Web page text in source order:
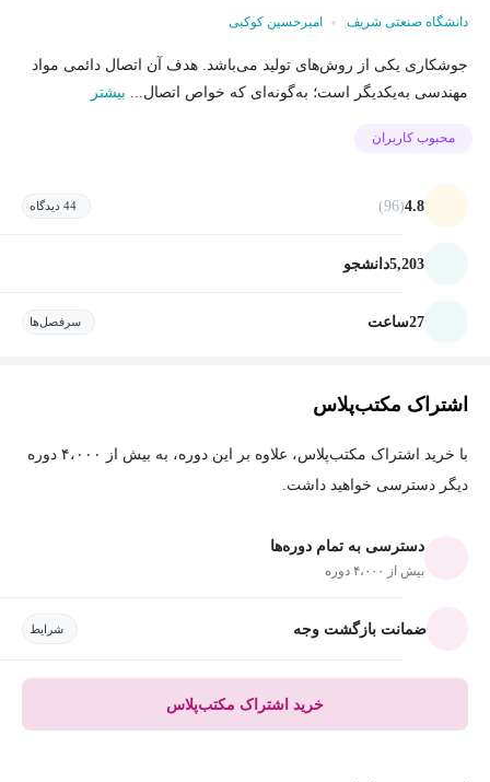
دانشگاه صنعتی شریف امیرحسین کوکبی
جوشکاری یکی از روش‌های تولید می‌باشد. هدف آن اتصال دائمی مواد
مهندسی به‌یکدیگر است؛ به‌گونه‌ای که خواص اتصال... بیشتر
محبوب کاربران
4.8
(96) 44 دیدگاه
5,203دانشجو
27ساعت سرفصل‌ها
اشتراک مکتب‌پلاس
با خرید اشتراک مکتب‌پلاس، علاوه بر این دوره، به بیش از ۴،۰۰۰ دوره
دیگر دسترسی خواهید داشت.
دسترسی به تمام دوره‌ها
بیش از ۴،۰۰۰ دوره
ضمانت بازگشت وجه شرایط
خرید اشتراک مکتب‌پلاس